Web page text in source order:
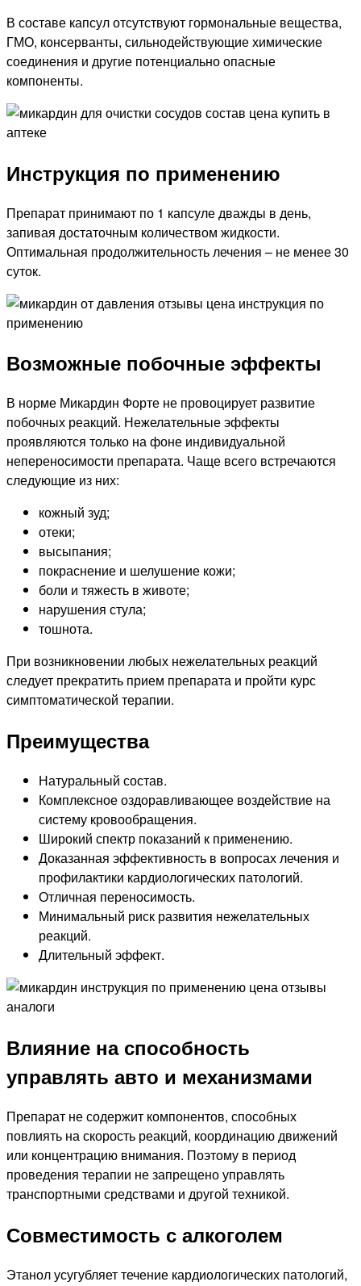
В составе капсул отсутствуют гормональные вещества,
ГМО, консерванты, сильнодействующие химические
соединения и другие потенциально опасные
компоненты.
Инструкция по применению
Препарат принимают по 1 капсуле дважды в день,
запивая достаточным количеством жидкости.
Оптимальная продолжительность лечения – не менее 30
суток.
Возможные побочные эффекты
В норме Микардин Форте не провоцирует развитие
побочных реакций. Нежелательные эффекты
проявляются только на фоне индивидуальной
непереносимости препарата. Чаще всего встречаются
следующие из них:
кожный зуд;
отеки;
высыпания;
покраснение и шелушение кожи;
боли и тяжесть в животе;
нарушения стула;
тошнота.
При возникновении любых нежелательных реакций
следует прекратить прием препарата и пройти курс
симптоматической терапии.
Преимущества
Натуральный состав.
Комплексное оздоравливающее воздействие на
систему кровообращения.
Широкий спектр показаний к применению.
Доказанная эффективность в вопросах лечения и
профилактики кардиологических патологий.
Отличная переносимость.
Минимальный риск развития нежелательных
реакций.
Длительный эффект.
Влияние на способность
управлять авто и механизмами
Препарат не содержит компонентов, способных
повлиять на скорость реакций, координацию движений
или концентрацию внимания. Поэтому в период
проведения терапии не запрещено управлять
транспортными средствами и другой техникой.
Совместимость с алкоголем
Этанол усугубляет течение кардиологических патологий,